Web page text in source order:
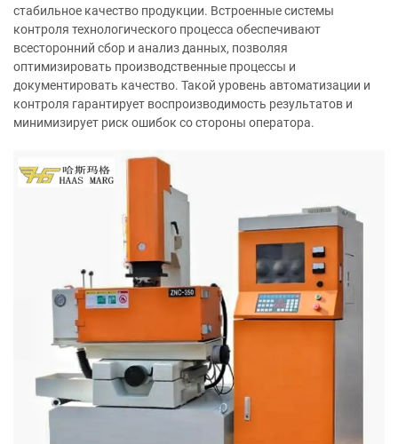
стабильное качество продукции. Встроенные системы
контроля технологического процесса обеспечивают
всесторонний сбор и анализ данных, позволяя
оптимизировать производственные процессы и
документировать качество. Такой уровень автоматизации и
контроля гарантирует воспроизводимость результатов и
минимизирует риск ошибок со стороны оператора.